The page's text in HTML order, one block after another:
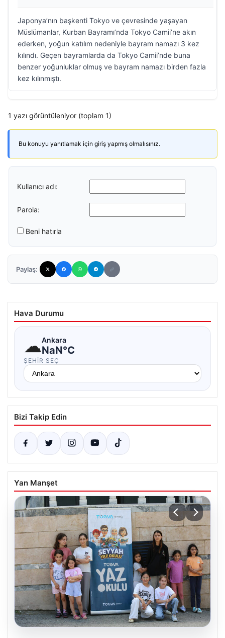
Japonya’nın başkenti Tokyo ve çevresinde yaşayan
Müslümanlar, Kurban Bayramı’nda Tokyo Camii’ne akın
ederken, yoğun katılım nedeniyle bayram namazı 3 kez
kılındı. Geçen bayramlarda da Tokyo Camii’nde buna
benzer yoğunluklar olmuş ve bayram namazı birden fazla
kez kılınmıştı.
1 yazı görüntüleniyor (toplam 1)
Bu konuyu yanıtlamak için giriş yapmış olmalısınız.
Kullanıcı adı:
Parola:
Beni hatırla
Paylaş:
Hava Durumu
☁Ankara
NaN°C
ŞEHIR SEÇ
Bizi Takip Edin
Yan Manşet